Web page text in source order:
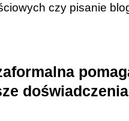
czy pisanie
doświadczenia